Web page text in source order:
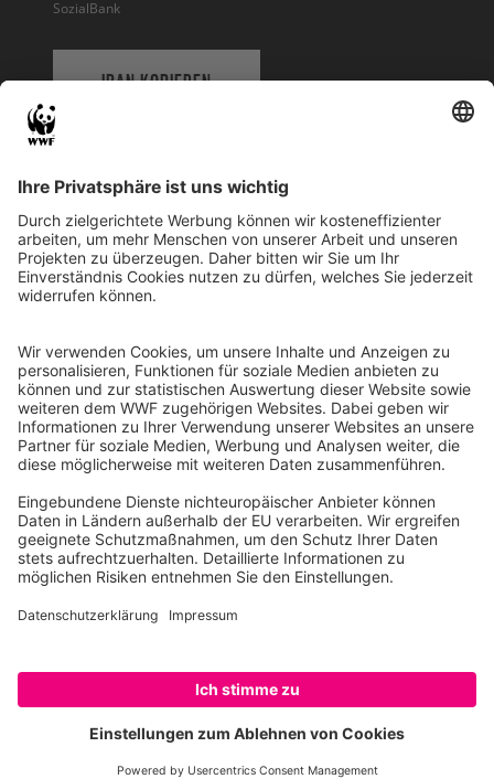
SPENDEN
SozialBank
IBAN KOPIEREN
WWF Deutschland
Reinhardtstr. 18
10117 Berlin
Ihre Spende kann steuerlich geltend gemacht werden
Registriert als Stiftung WWF Deutschland, Senatsverwaltung für
Justiz Berlin, Az: 3416/976/2
Umsatzsteuer-Identifikationsnummer: DE 114236103
Freistellungsbescheid: Als gemeinnützige Körperschaft befreit
von der Körperschaftssteuer gem. §5 I 9 KStg. unter der
Steuernummer 27/641/09321